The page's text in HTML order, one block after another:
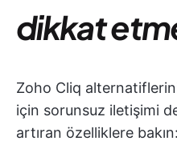
dikkat
Zoho Cliq
için sorunsuz iletişimi
artıran özelliklere bakın: